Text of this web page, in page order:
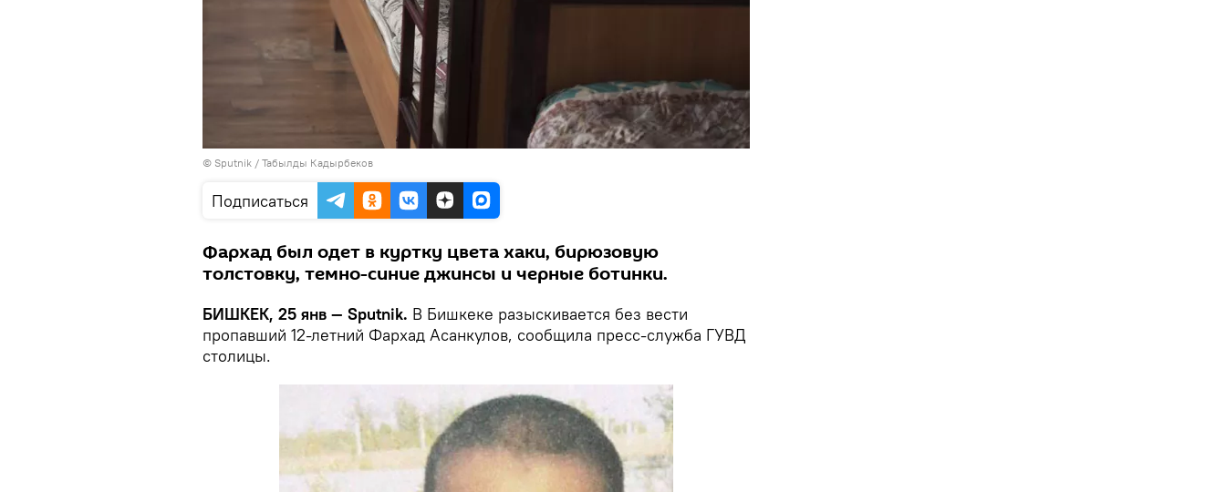
© Sputnik / Табылды Кадырбеков
Подписаться
Фархад был одет в куртку цвета хаки, бирюзовую
толстовку, темно-синие джинсы и черные ботинки.
БИШКЕК, 25 янв — Sputnik. В Бишкеке разыскивается без вести
пропавший 12-летний Фархад Асанкулов, сообщила пресс-служба ГУВД
столицы.